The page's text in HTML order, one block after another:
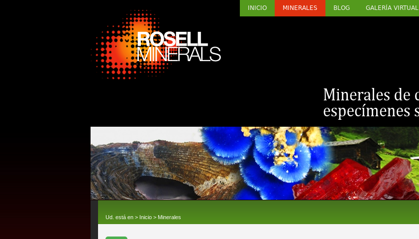
INICIO MINERALES BLOG GALERÍA VIRTUAL
Ud. está en > Inicio > Minerales